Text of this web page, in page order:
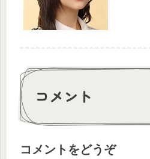
コメント
コメントをどうぞ